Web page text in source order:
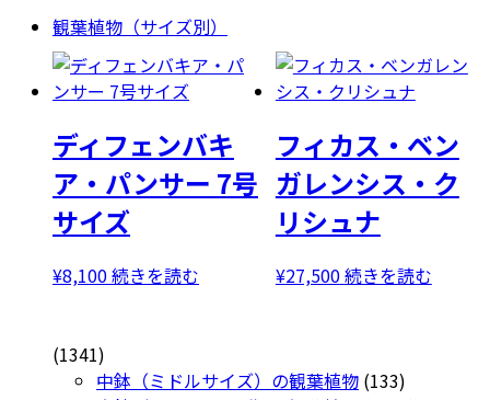
品
に
は
複
数
の
バ
リ
エ
シ
が
あ
ディフェンバキ
ア・パンサー 7号
サイズ
¥8,100続きを読む
フィカス・ベン
ガレンシス・ク
リシュナ
¥27,500続きを読む
観葉植物（サイズ別）
13411341
個
中鉢（ミドルサイズ）の観葉植物 133133